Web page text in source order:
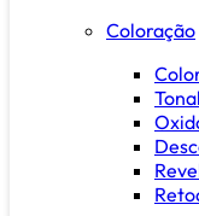
Coloração